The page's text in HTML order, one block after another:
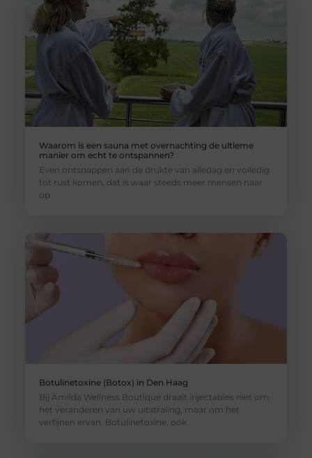
Waarom is een sauna met overnachting de ultieme
manier om echt te ontspannen?
Even ontsnappen aan de drukte van alledag en volledig
tot rust komen, dat is waar steeds meer mensen naar
op
Botulinetoxine (Botox) in Den Haag
Bij Amilda Wellness Boutique draait injectables niet om
het veranderen van uw uitstraling, maar om het
verfijnen ervan. Botulinetoxine, ook